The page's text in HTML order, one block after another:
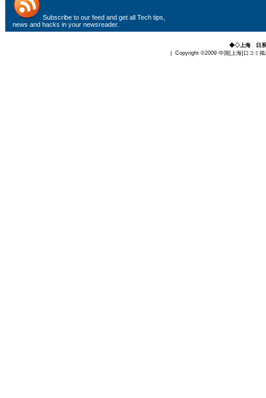
Subscribe to our feed and get all Tech tips,
news and hacks in your newsreader.
◆◇上海 日系
| Copyright ©2009 中国[上海]口コミ掲